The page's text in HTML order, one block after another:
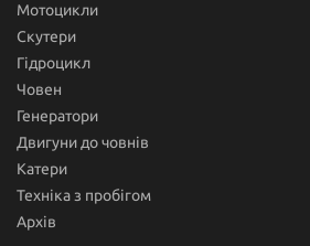
Мотоцикли
Скутери
Гідроцикл
Човен
Генератори
Двигуни до човнів
Катери
Техніка з пробігом
Архів